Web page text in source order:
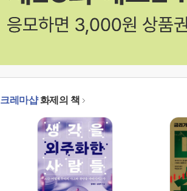
크레마샵화제의 책